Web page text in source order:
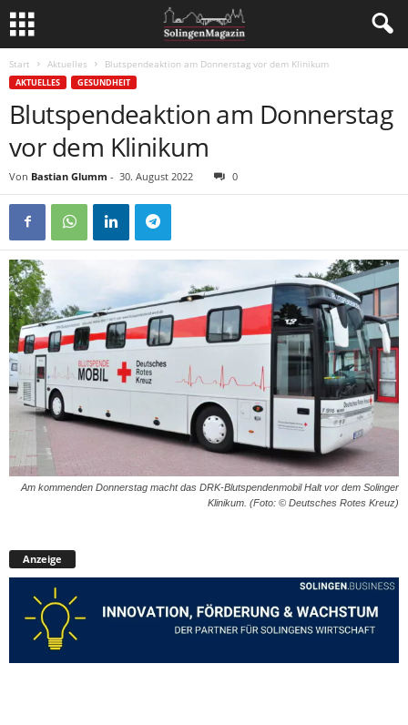
Start Aktuelles Blutspendeaktion am Donnerstag vor dem Klinikum
AKTUELLES GESUNDHEIT
Blutspendeaktion am Donnerstag
vor dem Klinikum
Von Bastian Glumm - 30. August 2022 0
Am kommenden Donnerstag macht das DRK-Blutspendenmobil Halt vor dem Solinger
Klinikum. (Foto: © Deutsches Rotes Kreuz)
Anzeige